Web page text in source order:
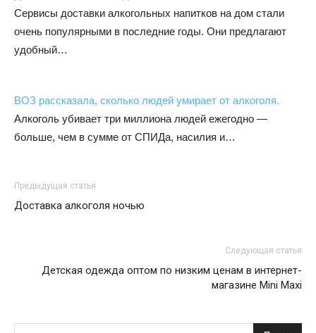
Сервисы доставки алкогольных напитков на дом стали
очень популярными в последние годы. Они предлагают
удобный…
ВОЗ рассказала, сколько людей умирает от алкоголя.
Алкоголь убивает три миллиона людей ежегодно —
больше, чем в сумме от СПИДа, насилия и…
Предыдущая статья
Доставка алкоголя ночью
Следующая статья
Детская одежда оптом по низким ценам в интернет-
магазине Mini Maxi